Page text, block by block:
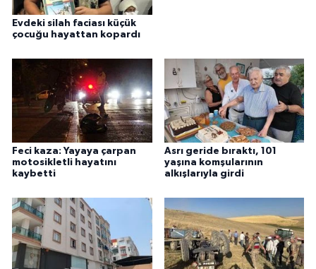
Evdeki silah faciası küçük
çocuğu hayattan kopardı
Feci kaza: Yayaya çarpan
motosikletli hayatını
kaybetti
Asrı geride bıraktı, 101
yaşına komşularının
alkışlarıyla girdi